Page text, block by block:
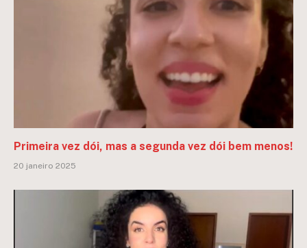
Primeira vez dói, mas a segunda vez dói bem menos!
20 janeiro 2025